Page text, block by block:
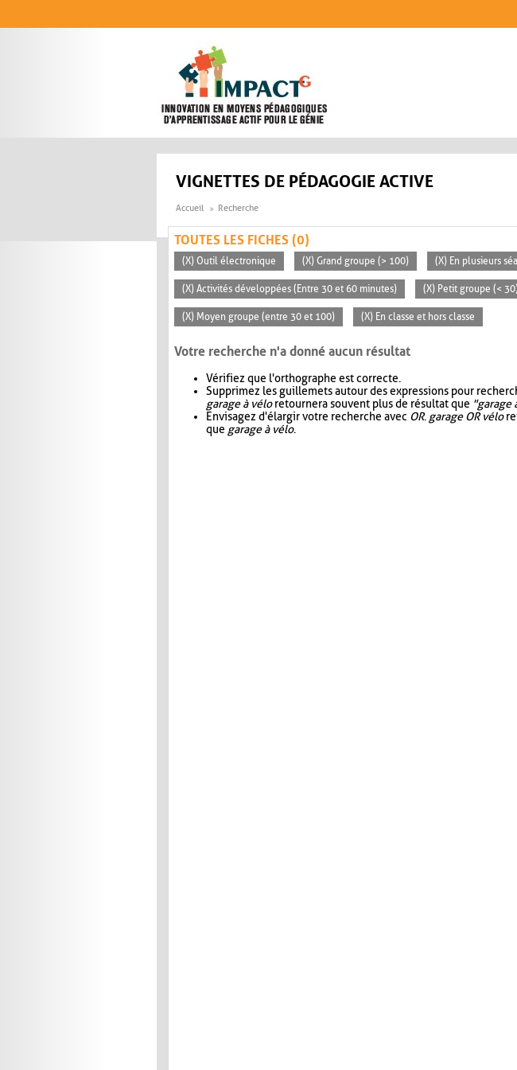
VIGNETTES DE PÉDAGOGIE ACTIVE
Accueil Recherche
TOUTES LES FICHES (0)
(X) Outil électronique (X) Grand groupe (> 100) (X) En plusieurs
(X) Activités développées (Entre 30 et 60 minutes) (X) Petit groupe (<
(X) Moyen groupe (entre 30 et 100) (X) En classe et hors classe
Votre recherche n'a donné aucun résultat
Vérifiez que l'orthographe est correcte.
Supprimez les guillemets autour des expressions pour
garage à véloretournera souvent plus de résultat que "garage
Envisagez d'élargir votre recherche avec OR. garage OR vélo
que garage à vélo.